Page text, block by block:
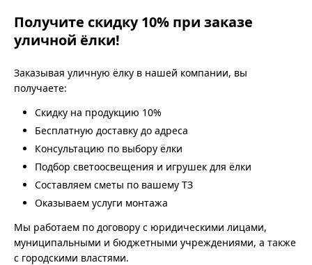
Получите скидку 10% при заказе
уличной ёлки!
Заказывая уличную ёлку в нашей компании, вы
получаете:
Скидку на продукцию 10%
Бесплатную доставку до адреса
Консультацию по выбору ёлки
Подбор светоосвещения и игрушек для ёлки
Составляем сметы по вашему ТЗ
Оказываем услуги монтажа
Мы работаем по договору с юридическими лицами,
муниципальными и бюджетными учреждениями, а также
с городскими властями.